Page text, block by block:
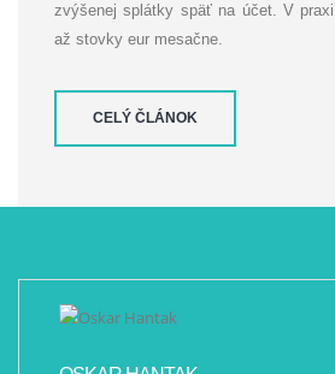
zvýšenej splátky späť na účet. V
až stovky eur mesačne.
CELÝ ČLÁNOK